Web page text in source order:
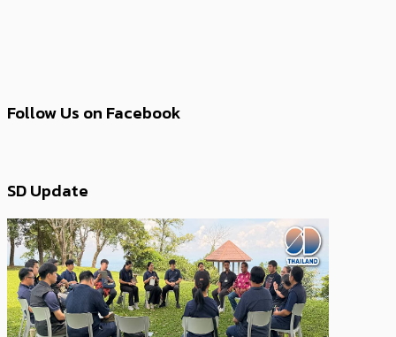
Follow Us on Facebook
SD Update